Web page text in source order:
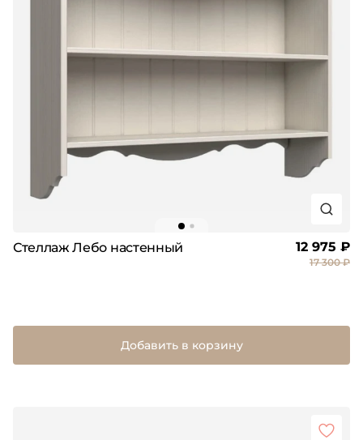
Стеллаж Лебо настенный 12 975 ₽
17 300 ₽
Добавить в корзину